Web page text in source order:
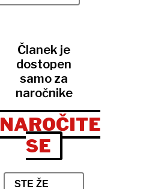
Članek je
dostopen
samo za
naročnike
NAROČITE
SE
STE ŽE